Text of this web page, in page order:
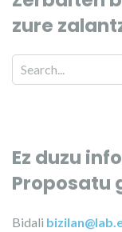
zure
Ez duzu
Proposatu
Bidali